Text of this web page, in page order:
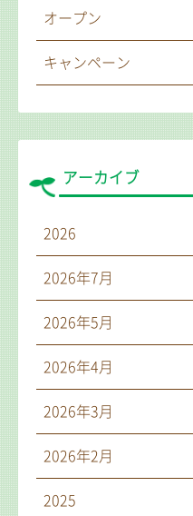
オープン
キャンペーン
アーカイブ
2026
2026年7月
2026年5月
2026年4月
2026年3月
2026年2月
2025